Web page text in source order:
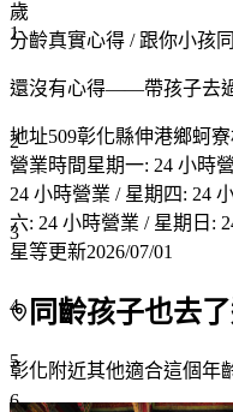
1
2
3
4
5
6
歲
分齡真實心得 / 跟你小孩
還沒有心得——帶孩子去
地址509彰化縣伸港鄉蚵
營業時間星期一: 24 小時
24 小時營業 / 星期四: 24
六: 24 小時營業 / 星期日:
星等更新2026/07/01
同齡孩子也去
彰化附近其他適合這個年